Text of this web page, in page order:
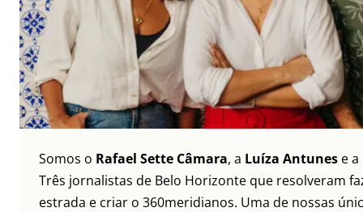
Somos o Rafael Sette Câmara, a Luíza Antunes e a
Três jornalistas de Belo Horizonte que resolveram
estrada e criar o 360meridianos. Uma de nossas